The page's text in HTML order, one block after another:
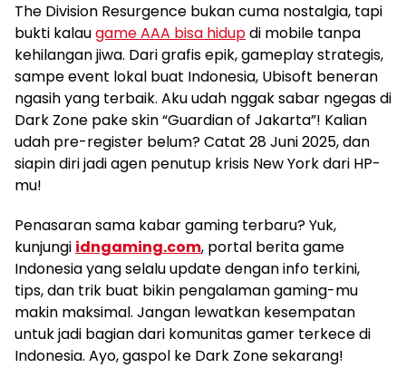
The Division Resurgence bukan cuma nostalgia, tapi
bukti kalaugame AAA bisa hidupdi mobile tanpa
kehilangan jiwa. Dari grafis epik, gameplay strategis,
sampe event lokal buat Indonesia, Ubisoft beneran
ngasih yang terbaik. Aku udah nggak sabar ngegas di
Dark Zone pake skin “Guardian of Jakarta”! Kalian
udah pre-register belum? Catat 28 Juni 2025, dan
siapin diri jadi agen penutup krisis New York dari HP-
mu!
Penasaran sama kabar gaming terbaru? Yuk,
kunjungi idngaming.com, portal berita game
Indonesia yang selalu update dengan info terkini,
tips, dan trik buat bikin pengalaman gaming-mu
makin maksimal. Jangan lewatkan kesempatan
untuk jadi bagian dari komunitas gamer terkece di
Indonesia. Ayo, gaspol ke Dark Zone sekarang!